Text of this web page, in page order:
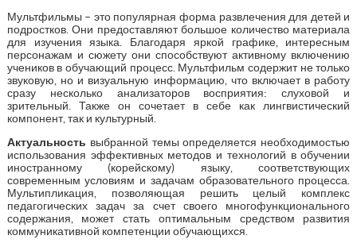
Мультфильмы – это популярная форма развлечения для детей и
подростков. Они предоставляют большое количество материала
для изучения языка. Благодаря яркой графике, интересным
персонажам и сюжету они способствуют активному включению
учеников в обучающий процесс. Мультфильм содержит не только
звуковую, но и визуальную информацию, что включает в работу
сразу несколько анализаторов восприятия: слуховой и
зрительный. Также он сочетает в себе как лингвистический
компонент, так и культурный.
Актуальность выбранной темы определяется необходимостью
использования эффективных методов и технологий в обучении
иностранному (корейскому) языку, соответствующих
современным условиям и задачам образовательного процесса.
Мультипликация, позволяющая решить целый комплекс
педагогических задач за счет своего многофункционального
содержания, может стать оптимальным средством развития
коммуникативной компетенции обучающихся.